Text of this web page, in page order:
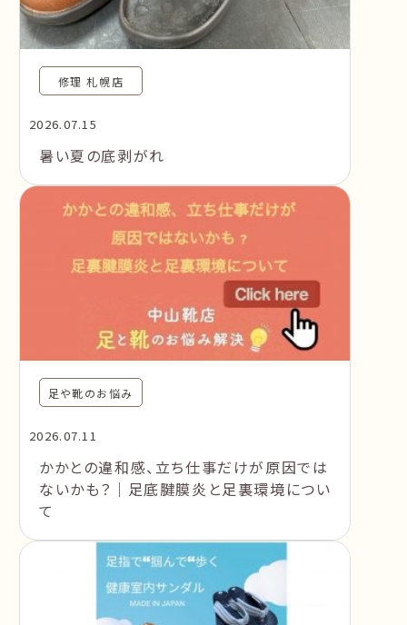
修理 札幌店
2026.07.15
暑い夏の底剥がれ
足や靴のお悩み
2026.07.11
かかとの違和感、立ち仕事だけが原因では
ないかも？｜足底腱膜炎と足裏環境につい
て